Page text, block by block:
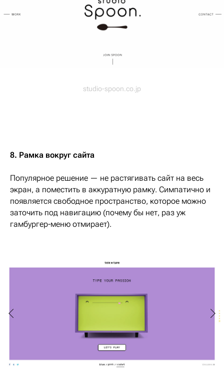
studio-spoon.co.jp
8. Рамка вокруг сайта
Популярное решение — не растягивать сайт на весь
экран, а поместить в аккуратную рамку. Симпатично и
появляется свободное пространство, которое можно
заточить под навигацию (почему бы нет, раз уж
гамбургер-меню отмирает).